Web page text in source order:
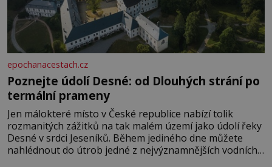
epochanacestach.cz
Poznejte údolí Desné: od Dlouhých strání po
termální prameny
Jen málokteré místo v České republice nabízí tolik
rozmanitých zážitků na tak malém území jako údolí řeky
Desné v srdci Jeseníků. Během jediného dne můžete
nahlédnout do útrob jedné z nejvýznamnějších vodních